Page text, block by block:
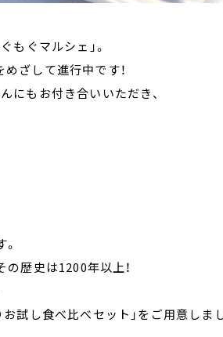
もぐマルシェ」。
ざして進行中です！
にもお付き合いいただき、
の歴史は1200年以上！
試し食べ比べセット」をご用意しまし